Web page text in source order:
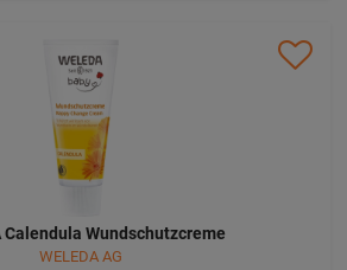
Calendula Wundschutzcreme
WELEDA AG